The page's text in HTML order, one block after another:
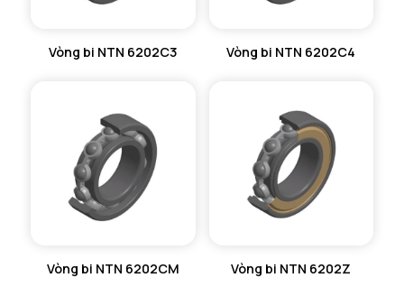
Vòng bi NTN 6202C3 Vòng bi NTN 6202C4
Vòng bi NTN 6202CM Vòng bi NTN 6202Z